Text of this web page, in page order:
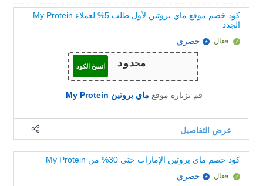
كود خصم موقع ماي بروتين لأول طلب 5% لعملاء My Protein
الجدد
فعال حصري
انسخ الكود
قم بزياره موقع ماي بروتين My Protein
عرض التفاصيل
كود خصم ماي بروتين الإمارات حتى 30% من My Protein
فعال حصري